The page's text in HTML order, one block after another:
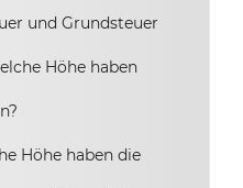
und Grundsteuer
Höhe haben
Höhe haben die